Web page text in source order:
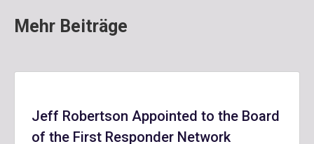
Mehr Beiträge
Jeff Robertson Appointed to the Board
of the First Responder Network